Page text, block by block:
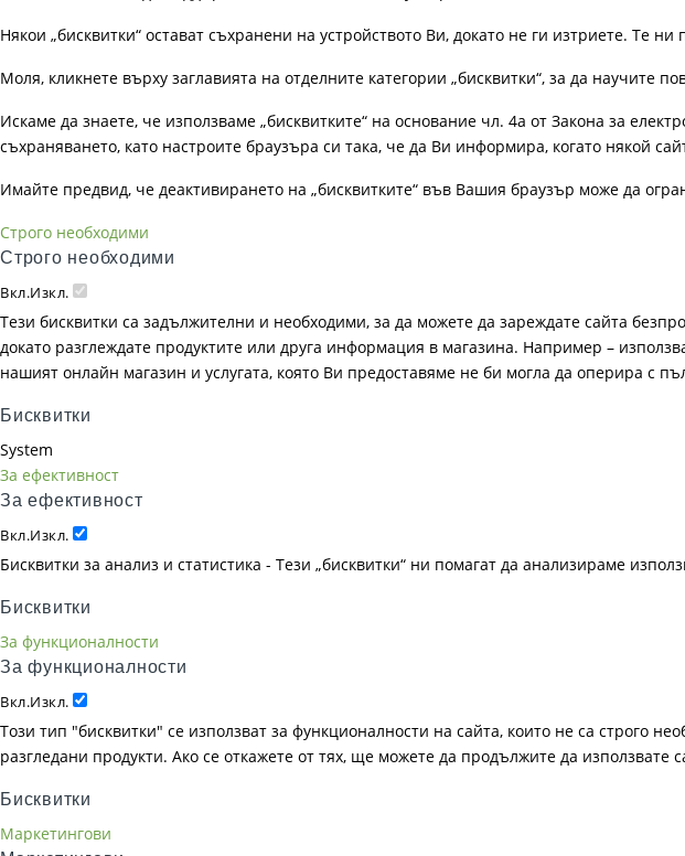
Някои „бисквитки“ остават съхранени на устройството Ви, докато не ги изтриете.
Моля, кликнете върху заглавията на отделните категории „бисквитки“, за да научите
Искаме да знаете, че използваме „бисквитките“ на основание чл. 4а от Закона за
съхраняването, като настроите браузъра си така, че да Ви информира, когато някой
Имайте предвид, че деактивирането на „бисквитките“ във Вашия браузър може да
Строго необходими
Строго необходими
Вкл.Изкл.
Тези бисквитки са задължителни и необходими, за да можете да зареждате сайта
докато разглеждате продуктите или друга информация в магазина. Например –
нашият онлайн магазин и услугата, която Ви предоставяме не би могла да оперира с
Бисквитки
System
За ефективност
За ефективност
Вкл.Изкл.
Бисквитки за анализ и статистика - Тези „бисквитки“ ни помагат да анализираме
Бисквитки
За функционалности
За функционалности
Вкл.Изкл.
Този тип "бисквитки" се използват за функционалности на сайта, които не са строго
разгледани продукти. Ако се откажете от тях, ще можете да продължите да използвате
Бисквитки
Маркетингови